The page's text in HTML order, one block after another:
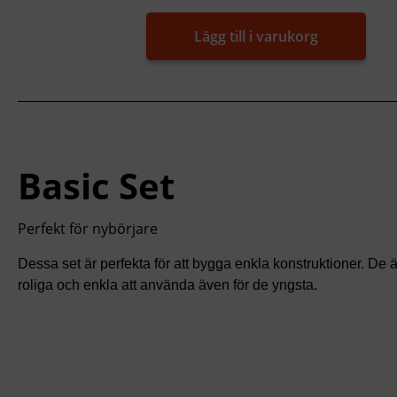
Lägg till i varukorg
Basic Set
Perfekt för nybörjare
Dessa set är perfekta för att bygga enkla konstruktioner. De
roliga och enkla att använda även för de yngsta.